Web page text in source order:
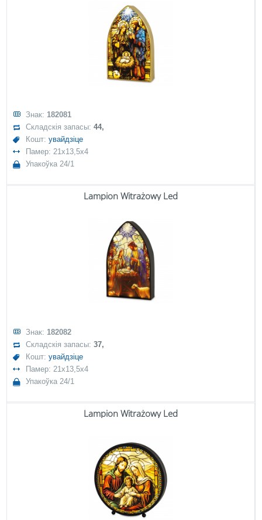
Знак: 182081
Складскія запасы:44,
Кошт:увайдзіце
Памер: 21x13,5x4
Упакоўка 24/1
Lampion Witrażowy Led
Знак: 182082
Складскія запасы:37,
Кошт:увайдзіце
Памер: 21x13,5x4
Упакоўка 24/1
Lampion Witrażowy Led